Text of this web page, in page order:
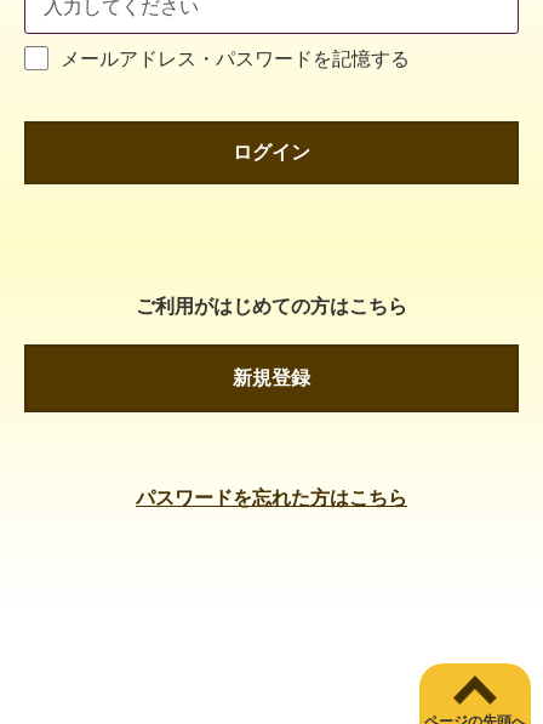
メールアドレス・パスワードを記憶する
ログイン
ご利用がはじめての方はこちら
新規登録
パスワードを忘れた方はこちら